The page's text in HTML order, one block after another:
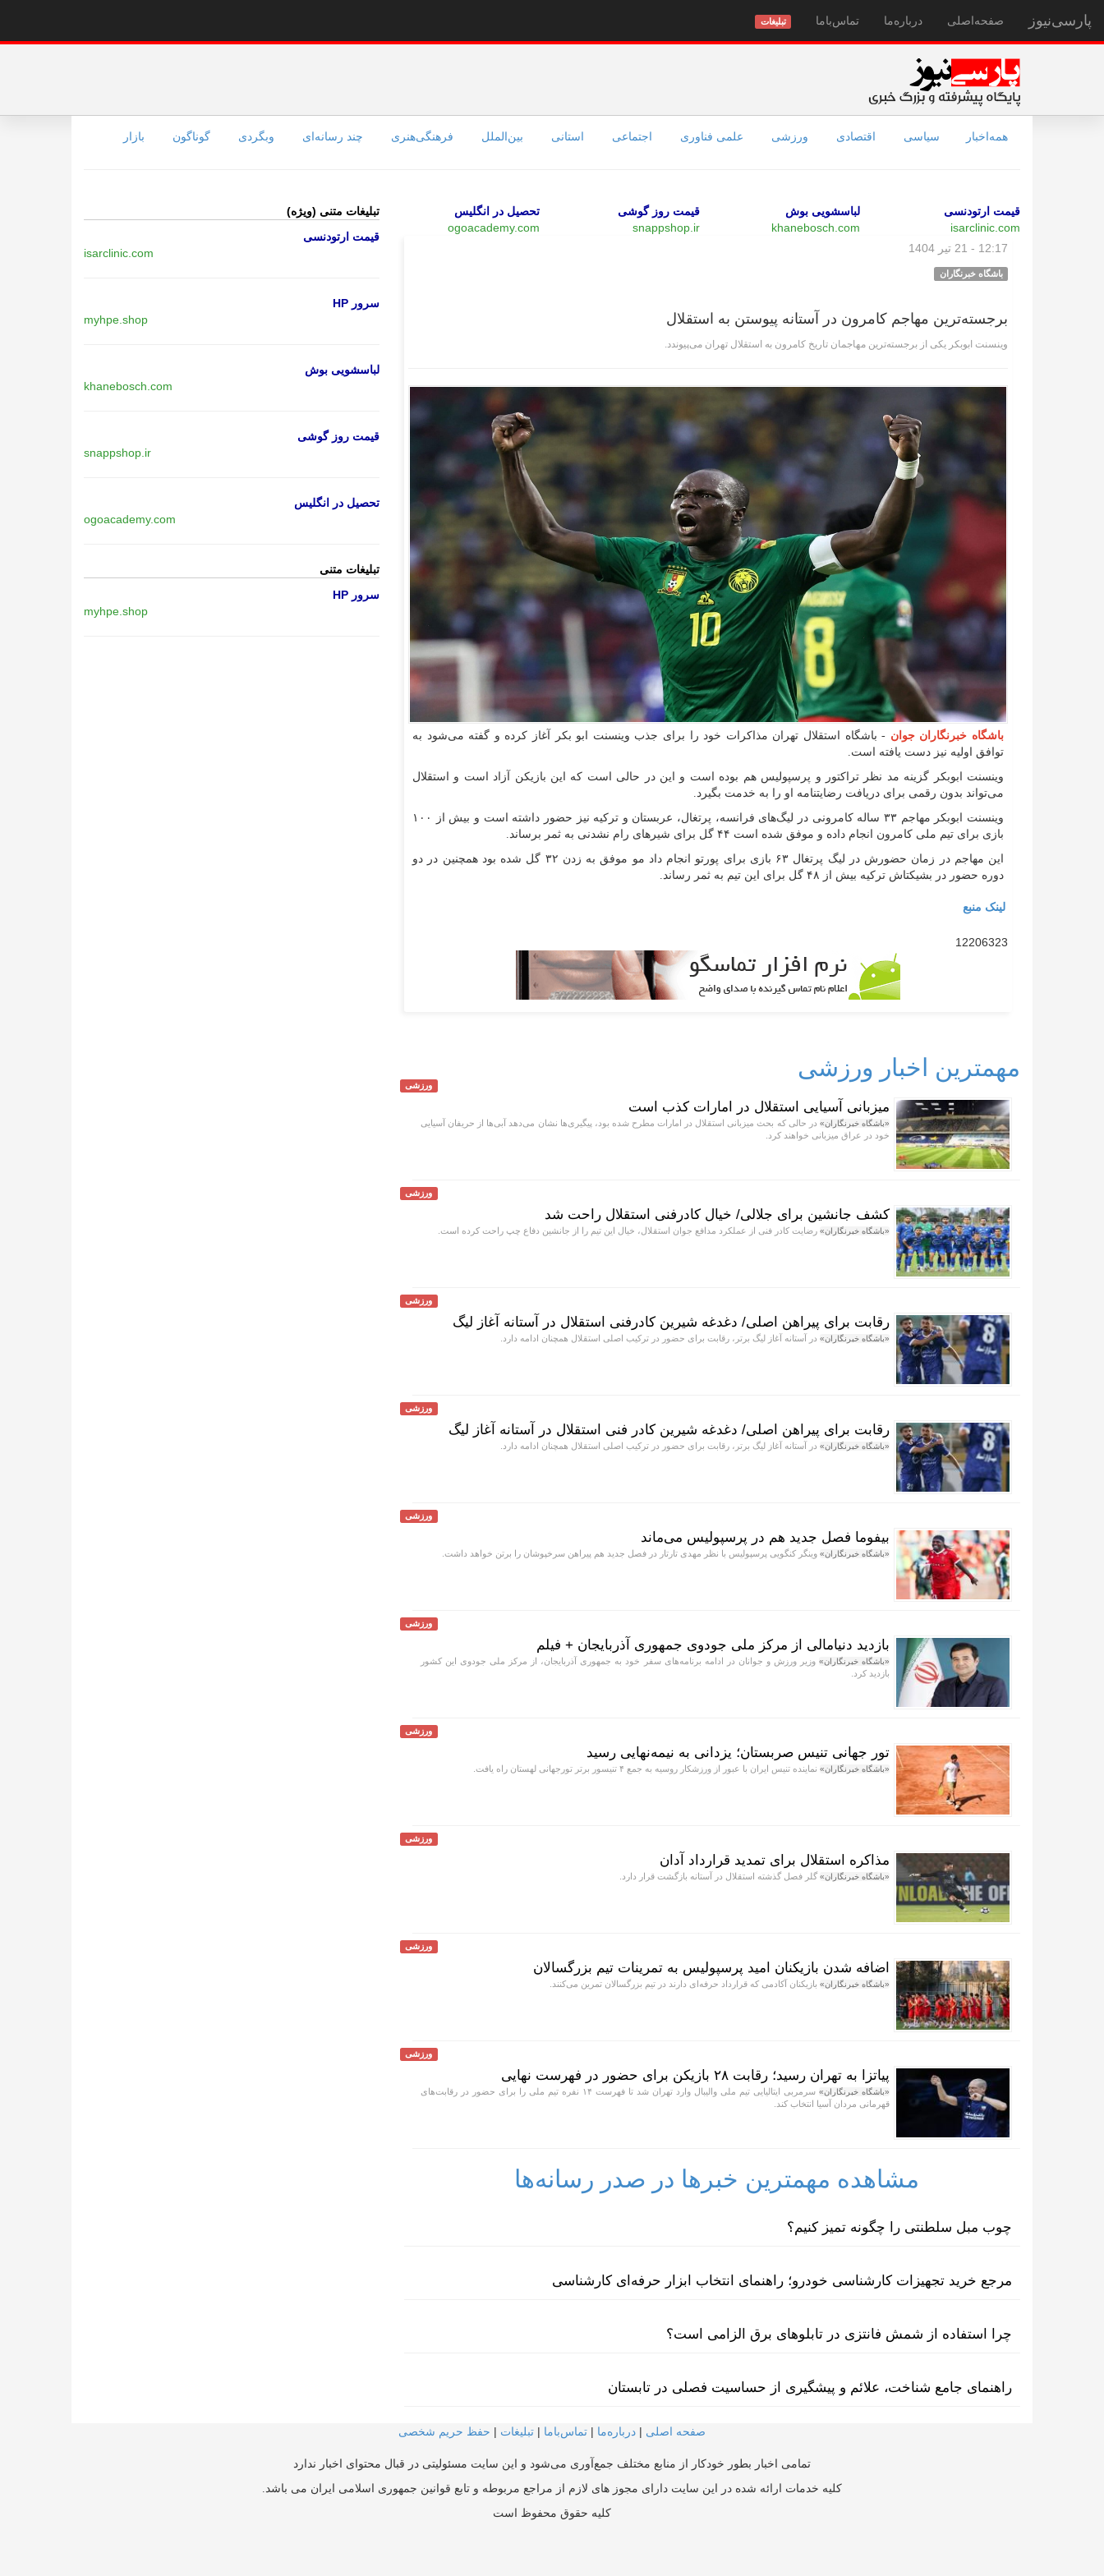
پارسی‌نیوز صفحه‌اصلی درباره‌ما تماس‌با‌ما تبلیغات
همه‌اخبار سیاسی اقتصادی ورزشی علمی فناوری اجتماعی استانی بین‌الملل فرهنگی‌هنری چند رسانه‌ای وبگردی گوناگون بازار
قیمت ارتودنسی
isarclinic.com
لباسشویی بوش
khanebosch.com
قیمت روز گوشی
snappshop.ir
تحصیل در انگلیس
ogoacademy.com
12:17 - 21 تیر 1404
باشگاه خبرنگاران
برجسته‌ترین مهاجم کامرون در آستانه پیوستن به استقلال
وینسنت ابوبکر یکی از برجسته‌ترین مهاجمان تاریخ کامرون به استقلال تهران می‌پیوندد.
باشگاه خبرنگاران جوان - باشگاه استقلال تهران مذاکرات خود را برای جذب وینسنت ابو بکر آغاز کرده و گفته می‌شود به
توافق اولیه نیز دست یافته است.
وینسنت ابوبکر گزینه مد نظر تراکتور و پرسپولیس هم بوده است و این در حالی است که این بازیکن آزاد است و استقلال
می‌تواند بدون رقمی برای دریافت رضایتنامه او را به خدمت بگیرد.
وینسنت ابوبکر مهاجم ۳۳ ساله کامرونی در لیگ‌های فرانسه، پرتغال، عربستان و ترکیه نیز حضور داشته است و بیش از ۱۰۰
بازی برای تیم ملی کامرون انجام داده و موفق شده است ۴۴ گل برای شیر‌های رام نشدنی به ثمر برساند.
این مهاجم در زمان حضورش در لیگ پرتغال ۶۳ بازی برای پورتو انجام داد مو موفق به زدن ۳۲ گل شده بود همچنین در دو
دوره حضور در بشیکتاش ترکیه بیش از ۴۸ گل برای این تیم به ثمر رساند.
لینک منبع
12206323
مهمترین اخبار ورزشی
ورزشی
میزبانی آسیایی استقلال در امارات کذب است
«باشگاه خبرنگاران» در حالی که بحث میزبانی استقلال در امارات مطرح شده بود، پیگیری‌ها نشان می‌دهد آبی‌ها از حریفان آسیایی
خود در عراق میزبانی خواهند کرد.
ورزشی
کشف جانشین برای جلالی/ خیال کادرفنی استقلال راحت شد
«باشگاه خبرنگاران» رضایت کادر فنی از عملکرد مدافع جوان استقلال، خیال این تیم را از جانشین دفاع چپ راحت کرده است.
ورزشی
رقابت برای پیراهن اصلی/ دغدغه شیرین کادرفنی استقلال در آستانه آغاز لیگ
«باشگاه خبرنگاران» در آستانه آغاز لیگ برتر، رقابت برای حضور در ترکیب اصلی استقلال همچنان ادامه دارد.
ورزشی
رقابت برای پیراهن اصلی/ دغدغه شیرین کادر فنی استقلال در آستانه آغاز لیگ
«باشگاه خبرنگاران» در آستانه آغاز لیگ برتر، رقابت برای حضور در ترکیب اصلی استقلال همچنان ادامه دارد.
ورزشی
بیفوما فصل جدید هم در پرسپولیس می‌ماند
«باشگاه خبرنگاران» وینگر کنگویی پرسپولیس با نظر مهدی تارتار در فصل جدید هم پیراهن سرخپوشان را برتن خواهد داشت.
ورزشی
بازدید دنیامالی از مرکز ملی جودوی جمهوری آذربایجان + فیلم
«باشگاه خبرنگاران» وزیر ورزش و جوانان در ادامه برنامه‌های سفر خود به جمهوری آذربایجان، از مرکز ملی جودوی این کشور
بازدید کرد.
ورزشی
تور جهانی تنیس صربستان؛ یزدانی به نیمه‌نهایی رسید
«باشگاه خبرنگاران» نماینده تنیس ایران با عبور از ورزشکار روسیه به جمع ۴ تنیسور برتر تورجهانی لهستان راه یافت.
ورزشی
مذاکره استقلال برای تمدید قرارداد آدان
«باشگاه خبرنگاران» گلر فصل گذشته استقلال در آستانه بازگشت قرار دارد.
ورزشی
اضافه شدن بازیکنان امید پرسپولیس به تمرینات تیم بزرگسالان
«باشگاه خبرنگاران» بازیکنان آکادمی که قرارداد حرفه‌ای دارند در تیم بزرگسالان تمرین می‌کنند.
ورزشی
پیاتزا به تهران رسید؛ رقابت ۲۸ بازیکن برای حضور در فهرست نهایی
«باشگاه خبرنگاران»
سرمربی ایتالیایی تیم ملی والیبال وارد تهران شد تا فهرست ۱۴ نفره تیم ملی را برای حضور در رقابت‌های
قهرمانی مردان آسیا انتخاب کند.
مشاهده مهمترین خبرها در صدر رسانه‌ها
چوب مبل سلطنتی را چگونه تمیز کنیم؟
مرجع خرید تجهیزات کارشناسی خودرو؛ راهنمای انتخاب ابزار حرفه‌ای کارشناسی
چرا استفاده از شمش فانتزی در تابلوهای برق الزامی است؟
راهنمای جامع شناخت، علائم و پیشگیری از حساسیت فصلی در تابستان
تبلیغات متنی (ویژه)
قیمت ارتودنسی
isarclinic.com
سرور HP
myhpe.shop
لباسشویی بوش
khanebosch.com
قیمت روز گوشی
snappshop.ir
تحصیل در انگلیس
ogoacademy.com
تبلیغات متنی
سرور HP
myhpe.shop
صفحه اصلی | درباره‌ما | تماس‌با‌ما | تبلیغات | حفظ حریم شخصی
تمامی اخبار بطور خودکار از منابع مختلف جمع‌آوری می‌شود و این سایت مسئولیتی در قبال محتوای اخبار ندارد
کلیه خدمات ارائه شده در این سایت دارای مجوز های لازم از مراجع مربوطه و تابع قوانین جمهوری اسلامی ایران می باشد.
کلیه حقوق محفوظ است